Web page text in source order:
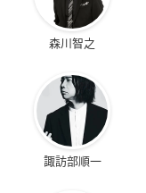
森川智之
諏訪部順一